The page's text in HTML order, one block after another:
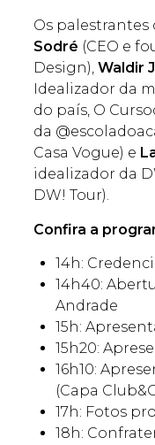
Os palestrantes
Sodré (CEO e
Design),Waldir
Idealizador da
do país, O
da
Casa Vogue) e
idealizador da
DW! Tour).
Confira a
14h:
14h40:
Andrade
15h:
15h20:
16h10:
(Capa
17h: Fotos
18h: